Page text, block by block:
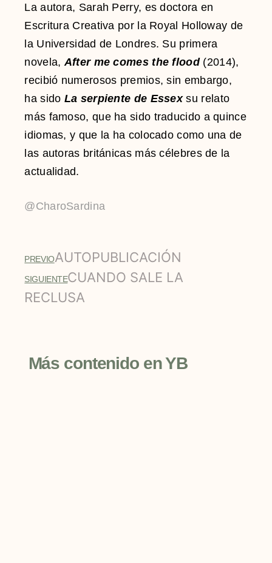
La autora, Sarah Perry, es doctora en
Escritura Creativa por la Royal Holloway de
la Universidad de Londres. Su primera
novela, After me comes the flood(2014),
recibió numerosos premios, sin embargo,
ha sido La serpiente de Essexsu relato
más famoso, que ha sido traducido a quince
idiomas, y que la ha colocado como una de
las autoras británicas más célebres de la
actualidad.
@CharoSardina
PREVIOAUTOPUBLICACIÓN
SIGUIENTECUANDO SALE LA
RECLUSA
Más contenido en YB